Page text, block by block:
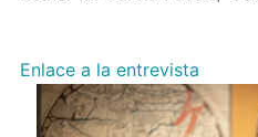
Enlace a la entrevista